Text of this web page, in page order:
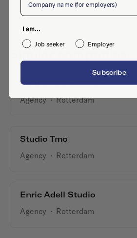
StudioRoosegaarde
Agency·Rotterdam
Studio Tmo
Agency · Rotterdam
Enric Adell Studio
Agency · Rotterdam
I am...
Job seeker
Employer
Subscribe